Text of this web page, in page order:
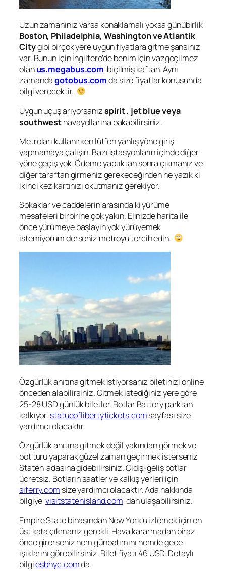
Uzun zamanınız varsa konaklamalı yoksa günübirlik
Boston, Philadelphia, Washington ve Atlantik
Citygibi birçok yere uygun fiyatlara gitme şansınız
var. Bunun için İngiltere’de benim için vazgeçilmez
olanus.megabus.com biçilmiş kaftan. Aynı
zamandagotobus.comda size fiyatlar konusunda
bilgi verecektir.
Uygun uçuş arıyorsanızspirit , jet blue veya
southwesthavayollarına bakabilirsiniz.
Metroları kullanırken lütfen yanlış yöne giriş
yapmamaya çalışın. Bazı istasyonların içinde diğer
yöne geçiş yok. Ödeme yaptıktan sonra çıkmanız ve
diğer taraftan girmeniz gerekeceğinden ne yazık ki
ikinci kez kartınızı okutmanız gerekiyor.
Sokaklar ve caddelerin arasında ki yürüme
mesafeleri birbirine çok yakın. Elinizde harita ile
önce yürümeye başlayın yok yürüyemek
istemiyorum derseniz metroyu tercih edin.
Özgürlük anıtına gitmek istiyorsanız biletinizi online
önceden alabilirsiniz. Gitmek istediğiniz yere göre
25-28 USD günlük biletler. Botlar Battery parktan
kalkıyor. statueoflibertytickets.comsayfası size
yardımcı olacaktır.
Özgürlük anıtına gitmek değil yakından görmek ve
bot turu yaparak güzel zaman geçirmek isterseniz
Staten adasına gidebilirsiniz. Gidiş-geliş botlar
ücretsiz. Botların saatler ve kalkış yerleri için
siferry.com size yardımcı olacaktır. Ada hakkında
bilgiyevisitstatenisland.com dan ulaşabilirsiniz.
Empire State binasından New York’u izlemek için en
üst kata çıkmanız gerekli. Hava kararmadan biraz
önce girerseniz hem günbatımını hemde gece
ışıklarını görebilirsiniz. Bilet fiyatı 46 USD. Detaylı
bilgiesbnyc.comda.